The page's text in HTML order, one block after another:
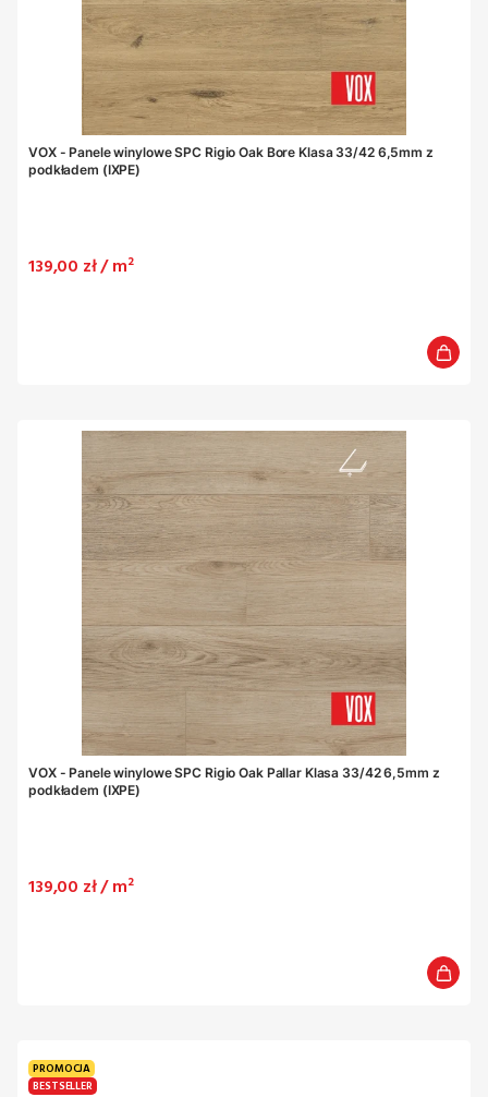
VOX - Panele winylowe SPC Rigio Oak Bore Klasa 33/42 6,5mm z
podkładem (IXPE)
Cena
139,00 zł / m²
VOX - Panele winylowe SPC Rigio Oak Pallar Klasa 33/42 6,5mm z
podkładem (IXPE)
Cena
139,00 zł / m²
PROMOCJA
BESTSELLER